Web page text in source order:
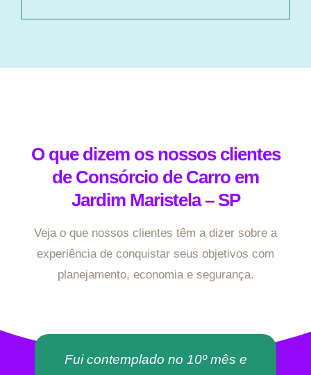
O que dizem os nossos clientes
de Consórcio de Carro em
Jardim Maristela – SP
Veja o que nossos clientes têm a dizer sobre a
experiência de conquistar seus objetivos com
planejamento, economia e segurança.
Fui contemplado no 10º mês e